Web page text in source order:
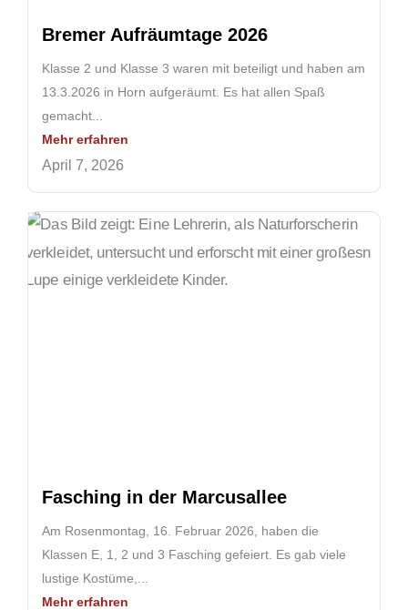
Bremer Aufräumtage 2026
Klasse 2 und Klasse 3 waren mit beteiligt und haben am
13.3.2026 in Horn aufgeräumt. Es hat allen Spaß
gemacht...
Mehr erfahren
April 7, 2026
Fasching in der Marcusallee
Am Rosenmontag, 16. Februar 2026, haben die
Klassen E, 1, 2 und 3 Fasching gefeiert. Es gab viele
lustige Kostüme,...
Mehr erfahren